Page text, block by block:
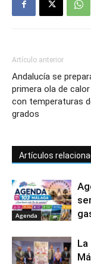
Artículo anterior
Andalucía se
primera ola de
con temperaturas
grados
Artículos
Agenda